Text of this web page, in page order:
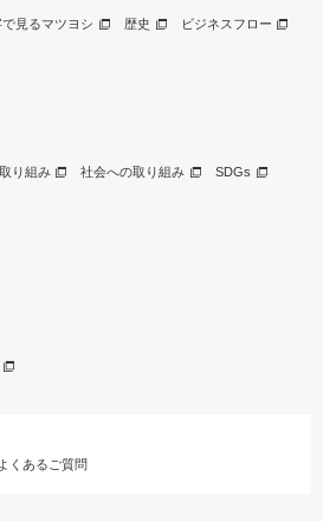
で見るマツヨシ 歴史 ビジネスフロー
り組み 社会への取り組み SDGs
よくあるご質問